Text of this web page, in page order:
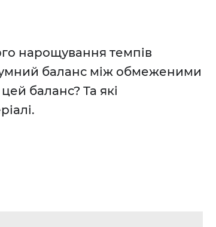
нарощування темпів
баланс між обмеженими
баланс? Та які